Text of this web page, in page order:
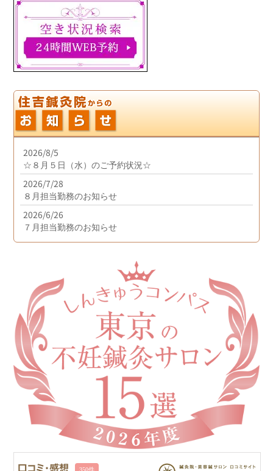
2026/8/5
☆８月５日（水）のご予約状況☆
2026/7/28
８月担当勤務のお知らせ
2026/6/26
７月担当勤務のお知らせ